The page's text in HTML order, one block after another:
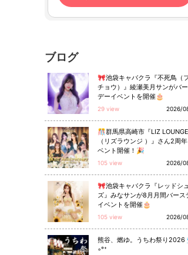
ブログ
🎀池袋キャバクラ『不死鳥（
チョウ）』綾瀬美月サンがバ
デーイベントを開催🎂
29 view 2026/
🎊群馬県高崎市『LIZ LOUNGE
（リズラウンジ ）』さん2周年
ベント開催！🎉
105 view 2026/
🎀池袋キャバクラ『レッドシ
ズ』みなサンが8月月間バース
イベントを開催🎂
105 view 2026/
熊谷、燃ゆ。うちわ祭り
◦°⁺